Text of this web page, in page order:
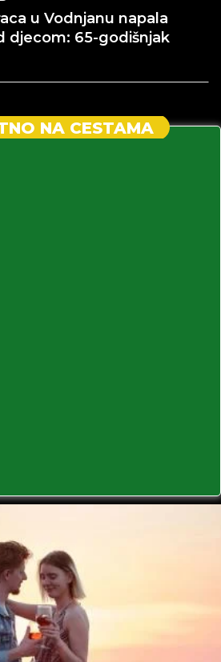
u Vodnjanu napala
djecom: 65-godišnjak
NA CESTAMA